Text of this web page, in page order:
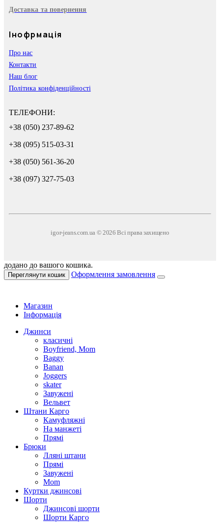
Доставка та повернення
Інофрмація
Про нас
Контакти
Наш блог
Політика конфіденційності
ТЕЛЕФОНИ:
+38 (050) 237-89-62
+38 (095) 515-03-31
+38 (050) 561-36-20
+38 (097) 327-75-03
igor-jeans.com.ua © 2026 Всі права захищено
додано до вашого кошика.
Переглянути кошик Оформлення замовлення
Магазин
Інформація
Джинси
класичні
Boyfriend, Mom
Baggy
Banan
Joggers
skater
Завужені
Вельвет
Штани Карго
Камуфляжні
На манжеті
Прямі
Брюки
Лляні штани
Прямі
Завужені
Mom
Куртки джинсові
Шорти
Джинсові шорти
Шорти Карго